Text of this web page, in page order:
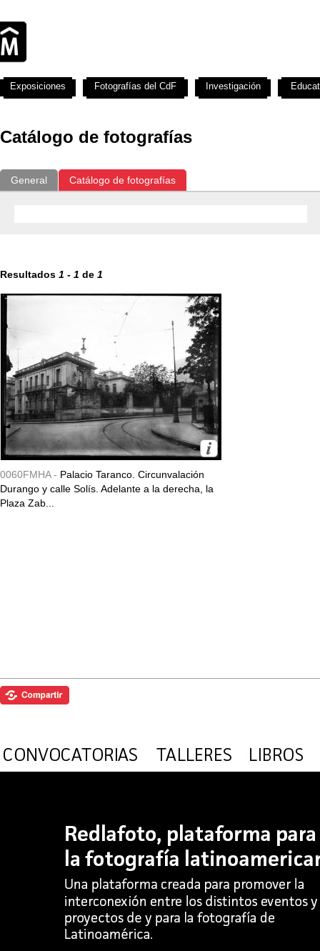
Catálogo de fotografías
General Catálogo de fotografías
Resultados 1 - 1 de 1
0060FMHA - Palacio Taranco. Circunvalación
Durango y calle Solís. Adelante a la derecha, la
Plaza Zab...
Exposiciones Fotografías del CdF Investigación